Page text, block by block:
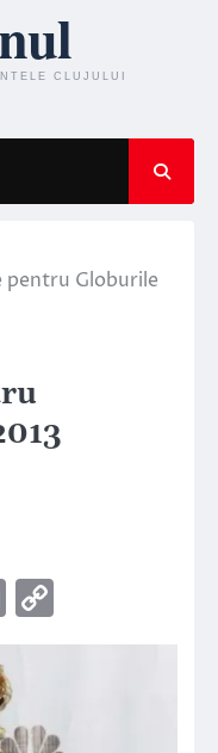
Globurile
Email
Link